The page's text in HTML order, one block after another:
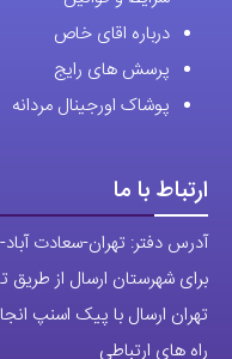
پوشاک اورجینال مردانه
ارتباط با ما
برای شهرستان ارسال از طریق
تهران ارسال با پیک اسنپ
راه های ارتباطی
شماره تماس مستقیم :
شماره تماس ثابت: